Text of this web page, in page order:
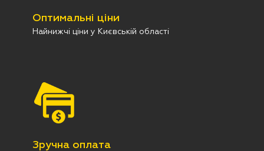
Оптимальні ціни
Найнижчі ціни у Києвській області
Зручна оплата